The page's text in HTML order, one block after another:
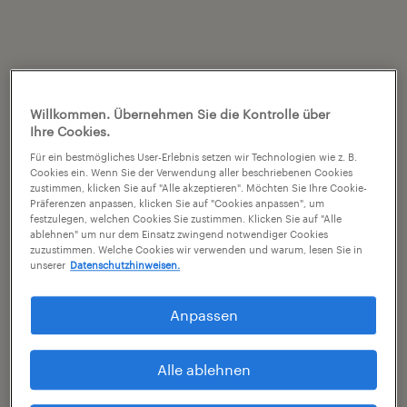
Willkommen. Übernehmen Sie die Kontrolle über
Ihre Cookies.
Für ein bestmögliches User-Erlebnis setzen wir Technologien wie z. B.
Cookies ein. Wenn Sie der Verwendung aller beschriebenen Cookies
zustimmen, klicken Sie auf "Alle akzeptieren". Möchten Sie Ihre Cookie-
Präferenzen anpassen, klicken Sie auf "Cookies anpassen", um
festzulegen, welchen Cookies Sie zustimmen. Klicken Sie auf "Alle
ablehnen" um nur dem Einsatz zwingend notwendiger Cookies
zuzustimmen. Welche Cookies wir verwenden und warum, lesen Sie in
unserer Datenschutzhinweisen.
Anpassen
Alle ablehnen